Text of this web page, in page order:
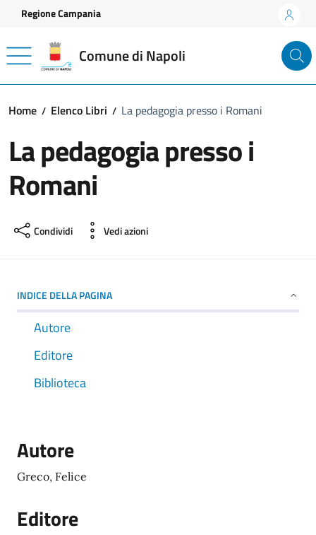
Vai ai contenuti
Vai al footer
Regione Campania
Comune di Napoli
Home Elenco Libri La pedagogia presso i Romani
La pedagogia presso i
Romani
Condividi Vedi azioni
INDICE DELLA PAGINA
Autore
Editore
Biblioteca
Autore
Greco, Felice
Editore